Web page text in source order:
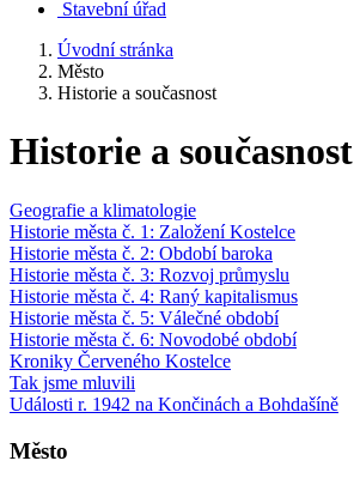
Stavební úřad
Úvodní stránka
Město
Historie a současnost
Historie a současnost
Geografie a klimatologie
Historie města č. 1: Založení Kostelce
Historie města č. 2: Období baroka
Historie města č. 3: Rozvoj průmyslu
Historie města č. 4: Raný kapitalismus
Historie města č. 5: Válečné období
Historie města č. 6: Novodobé období
Kroniky Červeného Kostelce
Tak jsme mluvili
Události r. 1942 na Končinách a Bohdašíně
Město